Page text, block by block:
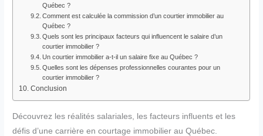
Québec ?
Comment est calculée la commission d’un courtier immobilier au
Québec ?
Quels sont les principaux facteurs qui influencent le salaire d’un
courtier immobilier ?
Un courtier immobilier a-t-il un salaire fixe au Québec ?
Quelles sont les dépenses professionnelles courantes pour un
courtier immobilier ?
Conclusion
Découvrez les réalités salariales, les facteurs influents et les
défis d’une carrière en courtage immobilier au Québec.